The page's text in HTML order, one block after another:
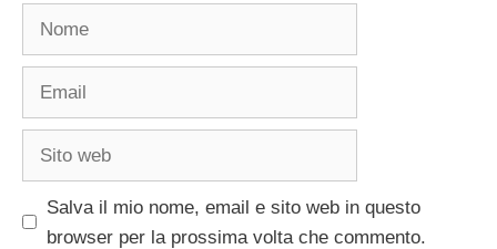
Salva il mio nome, email e sito web in questo
browser per la prossima volta che commento.